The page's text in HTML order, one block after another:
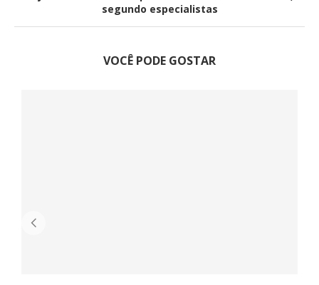
segundo especialistas
VOCÊ PODE GOSTAR